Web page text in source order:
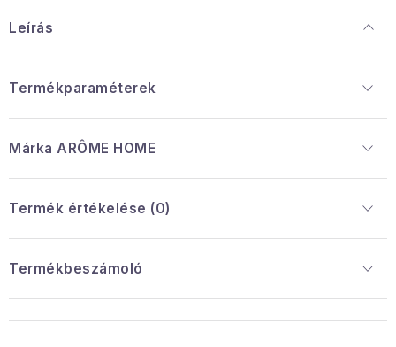
Leírás
Termékparaméterek
Márka ARÔME HOME
Termék értékelése (0)
Termékbeszámoló